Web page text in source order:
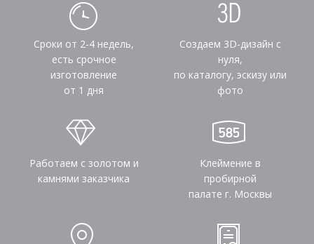
Сроки от 2-4 недель,
есть срочное
изготовление
от 1 дня
Создаем 3D-дизайн с
нуля,
по каталогу, эскизу или
фото
Работаем с золотом и
камнями заказчика
Клеймение в
пробирной
палате г. Москвы